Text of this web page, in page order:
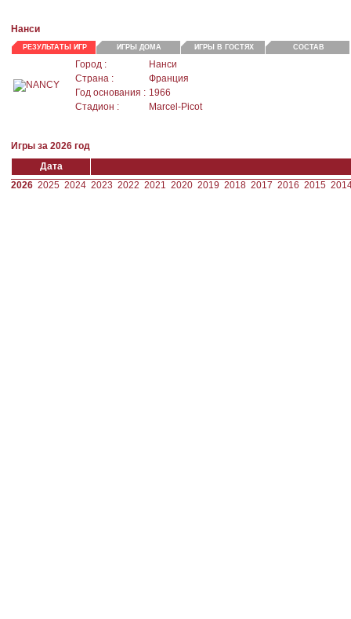
Нанси
РЕЗУЛЬТАТЫ ИГР ИГРЫ ДОМА ИГРЫ В ГОСТЯХ СОСТАВ
Город :
Нанси
Страна :
Франция
Год основания : 1966
Стадион :
Marcel-Picot
Игры за 2026 год
Дата
2026 2025 2024 2023 2022 2021 2020 2019 2018 2017 2016 2015